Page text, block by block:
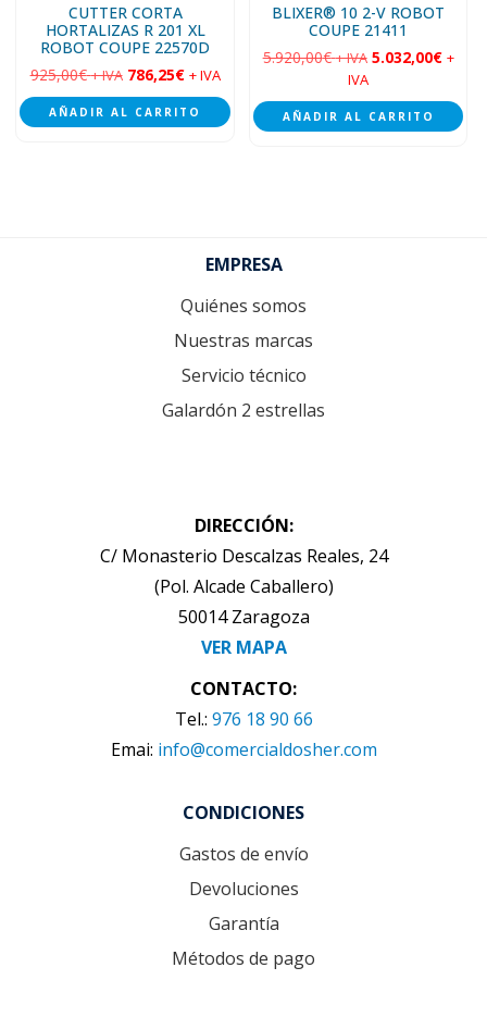
CUTTER CORTA
HORTALIZAS R 201 XL
ROBOT COUPE 22570D
925,00€ + IVA 786,25€ + IVA
AÑADIR AL CARRITO
BLIXER® 10 2-V ROBOT
COUPE 21411
5.920,00€ + IVA 5.032,00€ +
IVA
AÑADIR AL CARRITO
EMPRESA
Quiénes somos
Nuestras marcas
Servicio técnico
Galardón 2 estrellas
DIRECCIÓN:
C/ Monasterio Descalzas Reales, 24
(Pol. Alcade Caballero)
50014 Zaragoza
VER MAPA
CONTACTO:
Tel.: 976 18 90 66
Emai: info@comercialdosher.com
CONDICIONES
Gastos de envío
Devoluciones
Garantía
Métodos de pago